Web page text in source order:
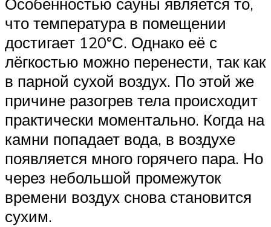
что температура в помещении
достигает 120°С. Однако её с
лёгкостью можно перенести, так как
в парной сухой воздух. По этой же
причине разогрев тела происходит
практически моментально. Когда на
камни попадает вода, в воздухе
появляется много горячего пара. Но
через небольшой промежуток
времени воздух снова становится
сухим.